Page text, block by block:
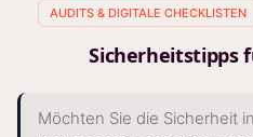
AUDITS & DIGITALE CHECKLISTEN
Sicherheitstipps
Möchten Sie die Sicherheit